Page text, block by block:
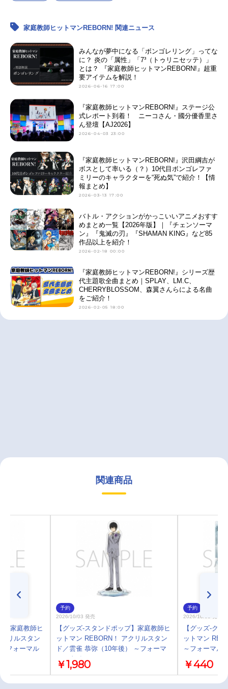
家庭教師ヒットマンREBORN! 関連ニュース
みんなが夢中になる「ボンゴレリング」ってな
に？ 炎の「属性」「7³（トゥリニセッテ）」
とは？ 『家庭教師ヒットマンREBORN!』超重
要アイテムを解説！
2026-06-16 17:00
『家庭教師ヒットマンREBORN!』ステージ公
式レポート到着！ ニーコさん・國分優香里さ
ん登壇【AJ2026】
2026-04-03 23:00
『家庭教師ヒットマンREBORN!』沢田綱吉が
ボスとして率いる（？）10代目ボンゴレファ
ミリーのキャラクターを“死ぬ気”で紹介！【情
報まとめ】
2026-03-13 17:00
バトル・アクションがかっこいいアニメおすす
めまとめ一覧【2026年版】｜『チェンソーマ
ン』『鬼滅の刃』『SHAMAN KING』など85
作品以上を紹介！
2026-02-18 00:00
『家庭教師ヒットマンREBORN!』シリーズ歴
代主題歌全曲まとめ｜SPLAY、LM.C、
CHERRYBLOSSOM、森翼さんらによる名曲
をご紹介！
2026-02-05 18:00
関連商品
】家庭教師ヒ
リルスタン
フォーマル
予約
2026/10/03 発売
【グッズ-スタンドポップ】家庭教師ヒ
ットマン REBORN！ アクリルスタン
ド／雲雀 恭弥（10年後） ～フォーマ
ルスタイル～
￥1,980
予約
2026/10/03 発売
【グッズ-ク
ットマン
～フォーマル
￥440